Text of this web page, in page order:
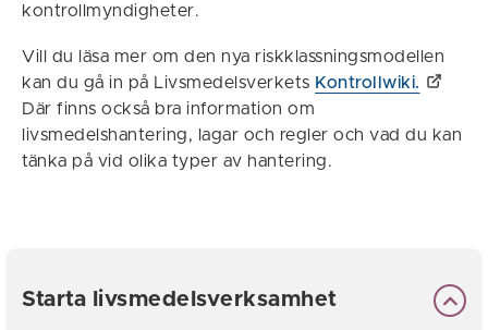
kontrollmyndigheter.
Vill du läsa mer om den nya riskklassningsmodellen
kan du gå in på Livsmedelsverkets Kontrollwiki.
Där finns också bra information om
livsmedelshantering, lagar och regler och vad du kan
tänka på vid olika typer av hantering.
Starta livsmedelsverksamhet